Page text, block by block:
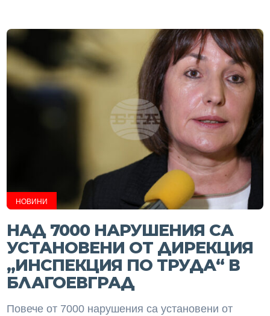
НОВИНИ
НАД 7000 НАРУШЕНИЯ СА
УСТАНОВЕНИ ОТ ДИРЕКЦИЯ
„ИНСПЕКЦИЯ ПО ТРУДА“ В
БЛАГОЕВГРАД
Повече от 7000 нарушения са установени от